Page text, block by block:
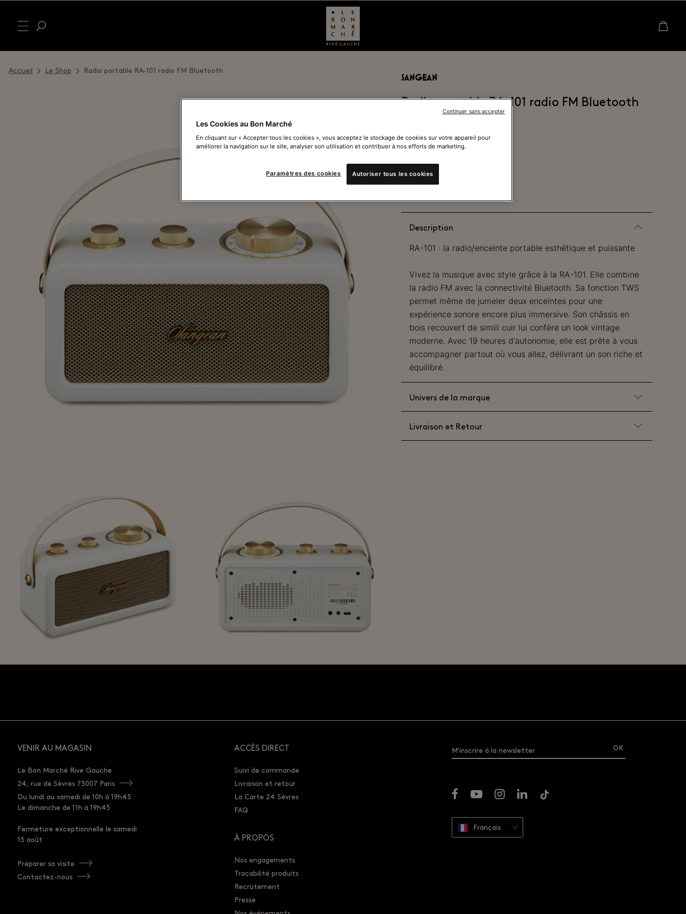
Accueil Le Shop Radio portable RA-101 radio FM Bluetooth
SANGEAN
Radio portable RA-101 radio FM Bluetooth
selected
Description
RA-101 : la radio/enceinte portable esthétique et puissante
Vivez la musique avec style grâce à la RA-101. Elle combine
la radio FM avec la connectivité Bluetooth. Sa fonction TWS
permet même de jumeler deux enceintes pour une
expérience sonore encore plus immersive. Son châssis en
bois recouvert de simili cuir lui confère un look vintage
moderne. Avec 19 heures d'autonomie, elle est prête à vous
accompagner partout où vous allez, délivrant un son riche et
équilibré.
Univers de la marque
Livraison et Retour
VENIR AU MAGASIN
Le Bon Marché Rive Gauche
24, rue de Sèvres 75007 Paris
Du lundi au samedi de 10h à 19h45
Le dimanche de 11h à 19h45
Fermeture exceptionnelle le samedi
15 août
Préparer sa visite
Contactez-nous
ACCÈS DIRECT
Suivi de commande
Livraison et retour
La Carte 24 Sèvres
FAQ
À PROPOS
Nos engagements
Traçabilité produits
Recrutement
Presse
M'inscrire à la newsletter
Français
Les Cookies au Bon Marché
En cliquant sur « Accepter tous les cookies », vous acceptez le stockage de cookies sur votre appareil pour
améliorer la navigation sur le site, analyser son utilisation et contribuer à nos efforts de marketing.
Paramètres des cookies Autoriser tous les cookies
Continuer sans accepter